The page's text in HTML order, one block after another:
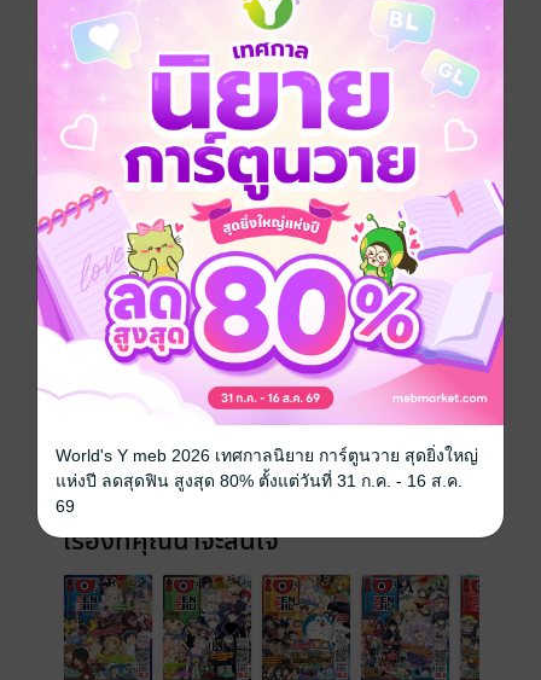
No Rating
อยากได้ ซื้อเป็นของขวัญ ติดตาม
นิตยสารรายเดือนที่อัดแน่นข้อมูลสำหรับคออนิเมญี่ปุ่น
โดยเฉพาะ โดยเซนชู อนิเม แมกกาซีน
ประเภทไฟล์ pdf
วันที่วางขาย 01 มิถุนายน 2556
100 หน้า
ราคาปก 60 บาท (ประหยัด 41%)
เรื่องที่คุณน่าจะสนใจ
World's Y meb 2026 เทศกาลนิยาย การ์ตูนวาย สุดยิ่งใหญ่
แห่งปี ลดสุดฟิน สูงสุด 80% ตั้งแต่วันที่ 31 ก.ค. - 16 ส.ค.
69